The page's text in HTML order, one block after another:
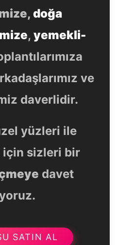
doğa
, yemekli-
ve
daverlidir.
yüzleri ile
için sizleri bir
davet
SATIN AL